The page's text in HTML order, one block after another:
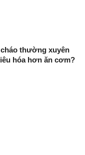
thường xuyên
hóa hơn ăn cơm?